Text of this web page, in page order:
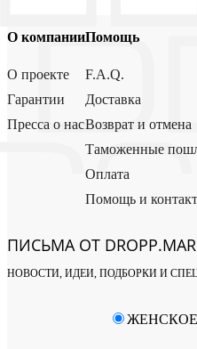
О компании
О проекте
Гарантии
Пресса о нас
Помощь
F.A.Q.
Доставка
Возврат и отмена
Таможенные
Оплата
Помощь и
ПИСЬМА ОТ
НОВОСТИ, ИДЕИ, ПОДБОРКИ И
ЖЕНСКОЕ